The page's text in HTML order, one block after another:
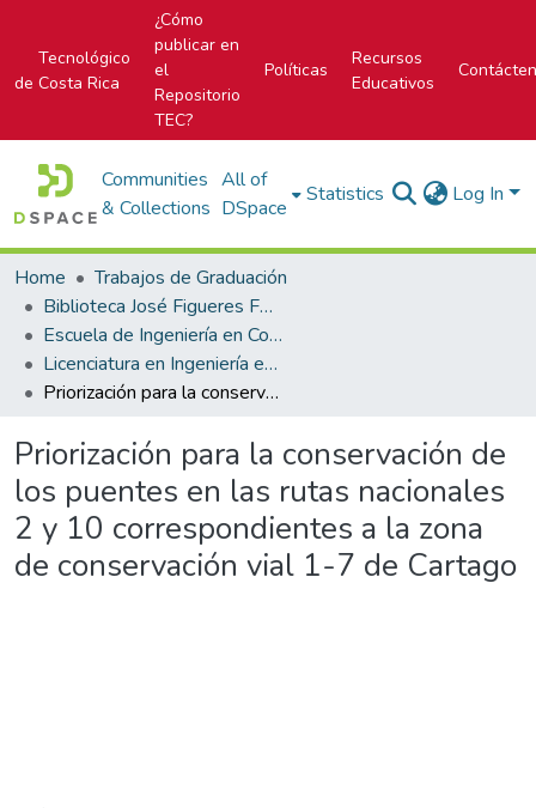
Tecnológico
de Costa Rica
¿Cómo
publicar en
el
Repositorio
TEC?
Políticas
Recursos
Educativos
Communities
& Collections
All of
DSpace
Statistics Log In
Home
Trabajos de Graduación
Biblioteca José Figueres Ferrer
Escuela de Ingeniería en Construcción
Licenciatura en Ingeniería en Construcción
Priorización para la conservación de los puentes en las rutas nacionales 2 y 10 correspondientes a la zona de conservación vial 1-7 de Cartago
Priorización para la conservación de
los puentes en las rutas nacionales
2 y 10 correspondientes a la zona
de conservación vial 1-7 de Cartago